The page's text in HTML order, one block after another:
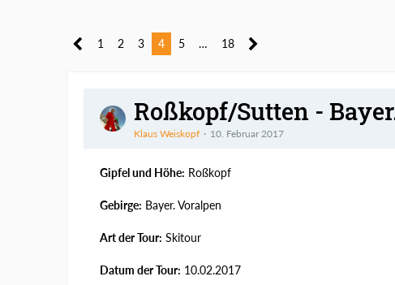
1 2 3 4 5 … 18
Roßkopf/Sutten -
Klaus Weiskopf 10. Februar 2017
Gipfel und Höhe: Roßkopf
Gebirge: Bayer. Voralpen
Art der Tour: Skitour
Datum der Tour: 10.02.2017